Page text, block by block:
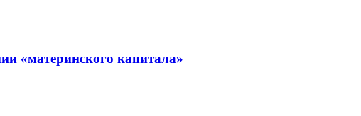
«материнского капитала»